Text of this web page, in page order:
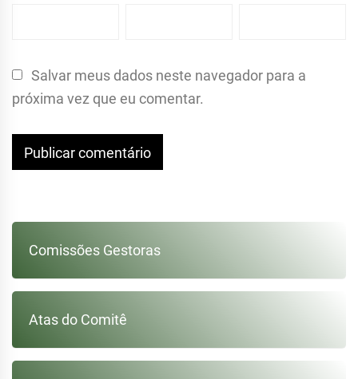
Salvar meus dados neste navegador para a
próxima vez que eu comentar.
Comissões Gestoras
Atas do Comitê